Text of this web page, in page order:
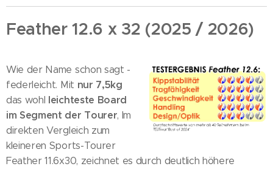
Feather 12.6 x 32 (2025 / 2026)
Wie der Name schon sagt -
federleicht. Mit nur 7,5kg
das wohl leichteste Board
im Segment der Tourer, Im
direkten Vergleich zum
kleineren Sports-Tourer
Feather 11.6x30, zeichnet es durch deutlich höhere